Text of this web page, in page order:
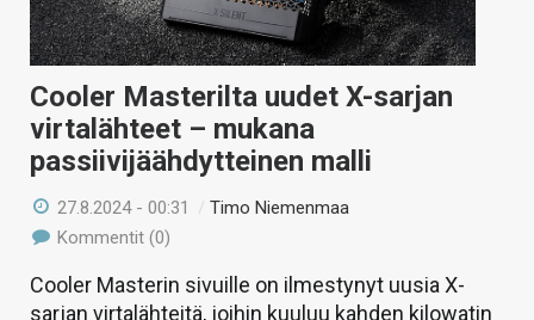
Cooler Masterilta uudet X-sarjan
virtalähteet – mukana
passiivijäähdytteinen malli
27.8.2024 - 00:31 /Timo Niemenmaa
Kommentit (0)
Cooler Masterin sivuille on ilmestynyt uusia X-
sarjan virtalähteitä, joihin kuuluu kahden kilowatin